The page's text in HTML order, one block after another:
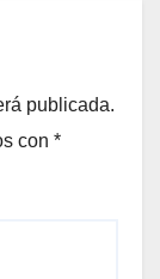
publicada.
con *